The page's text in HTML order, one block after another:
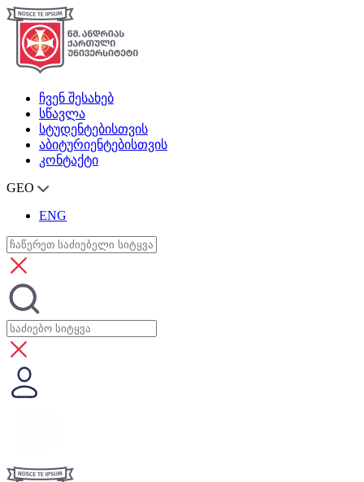
ჩვენ შესახებ
სწავლა
სტუდენტებისთვის
აბიტურიენტებისთვის
კონტაქტი
GEO
ENG